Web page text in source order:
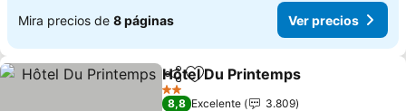
Mira precios de 8 páginas Ver precios
CompartirAgregar a favoritos
Hôtel Du Printemps
2 Estrellas
8,8 Excelente
3.809